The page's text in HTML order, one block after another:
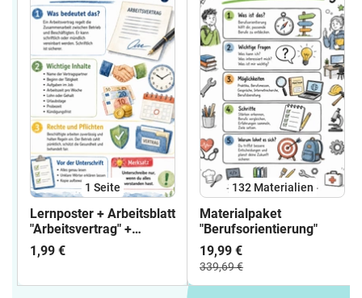
1 Seite
Lernposter + Arbeitsblatt
"Arbeitsvertrag" +
interaktive Lösung &
MP3 + Mindmap +
1,99 €
132 Materialien
Materialpaket
"Berufsorientierung"
19,99 €
339,69 €